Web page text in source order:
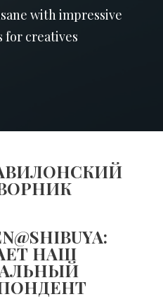
with impressive
for creatives
НАШ